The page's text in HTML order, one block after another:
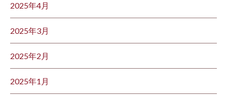
2025年4月
2025年3月
2025年2月
2025年1月